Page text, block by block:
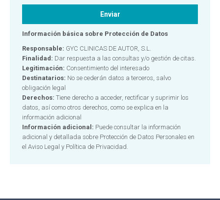
Información básica sobre Protección de Datos
Responsable: GYC CLINICAS DE AUTOR, S.L.
Finalidad: Dar respuesta a las consultas y/o gestión de citas.
Legitimación: Consentimiento del interesado
Destinatarios: No se cederán datos a terceros, salvo
obligación legal
Derechos: Tiene derecho a acceder, rectificar y suprimir los
datos, así como otros derechos, como se explica en la
información adicional
Información adicional: Puede consultar la información
adicional y detallada sobre Protección de Datos Personales en
el Aviso Legal y Política de Privacidad.